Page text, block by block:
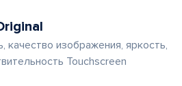
качество изображения, яркость,
Touchscreen